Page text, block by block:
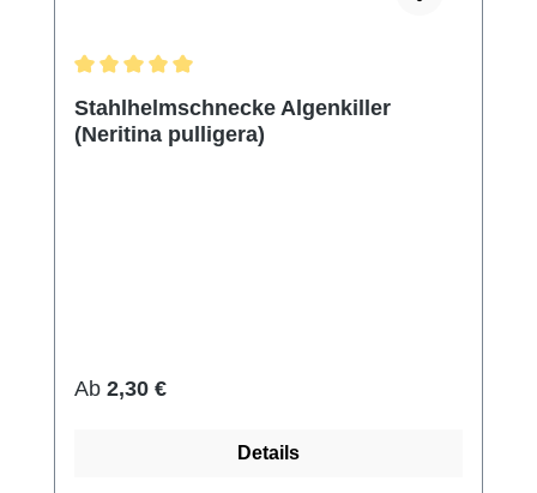
Stahlhelmschnecke Algenkiller
(Neritina pulligera)
Regulärer Preis:
Ab 2,30 €
Details